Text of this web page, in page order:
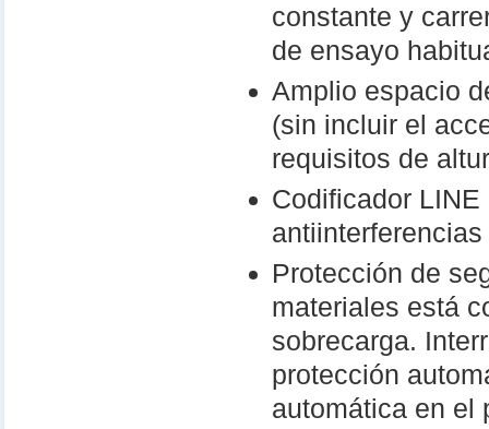
constante y
de ensayo
Amplio espacio
(sin incluir el
requisitos de
Codificador
Protección de
materiales está
sobrecarga.
protección
automática en el